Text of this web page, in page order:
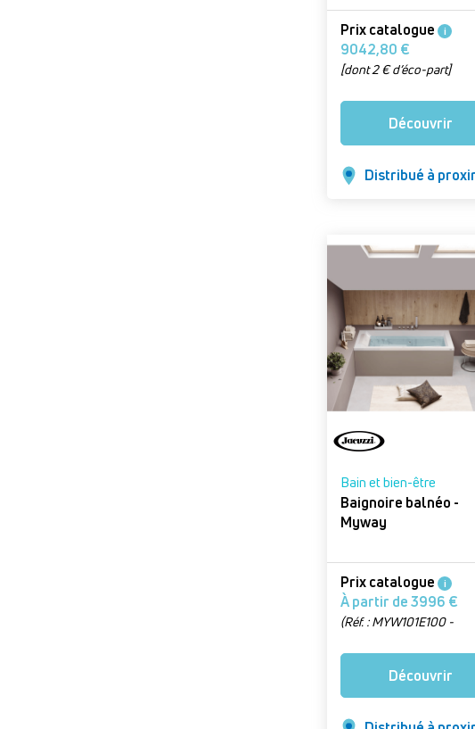
Prix catalogue i
9042,80 €
[dont 2 € d’éco-part]
Découvrir
Distribué à
Bain et bien-être
Baignoire balnéo -
Myway
Prix catalogue i
À partir de 3996 €
(Réf. : MYW101E100 -
robinetterie, sans
température)Découvrir